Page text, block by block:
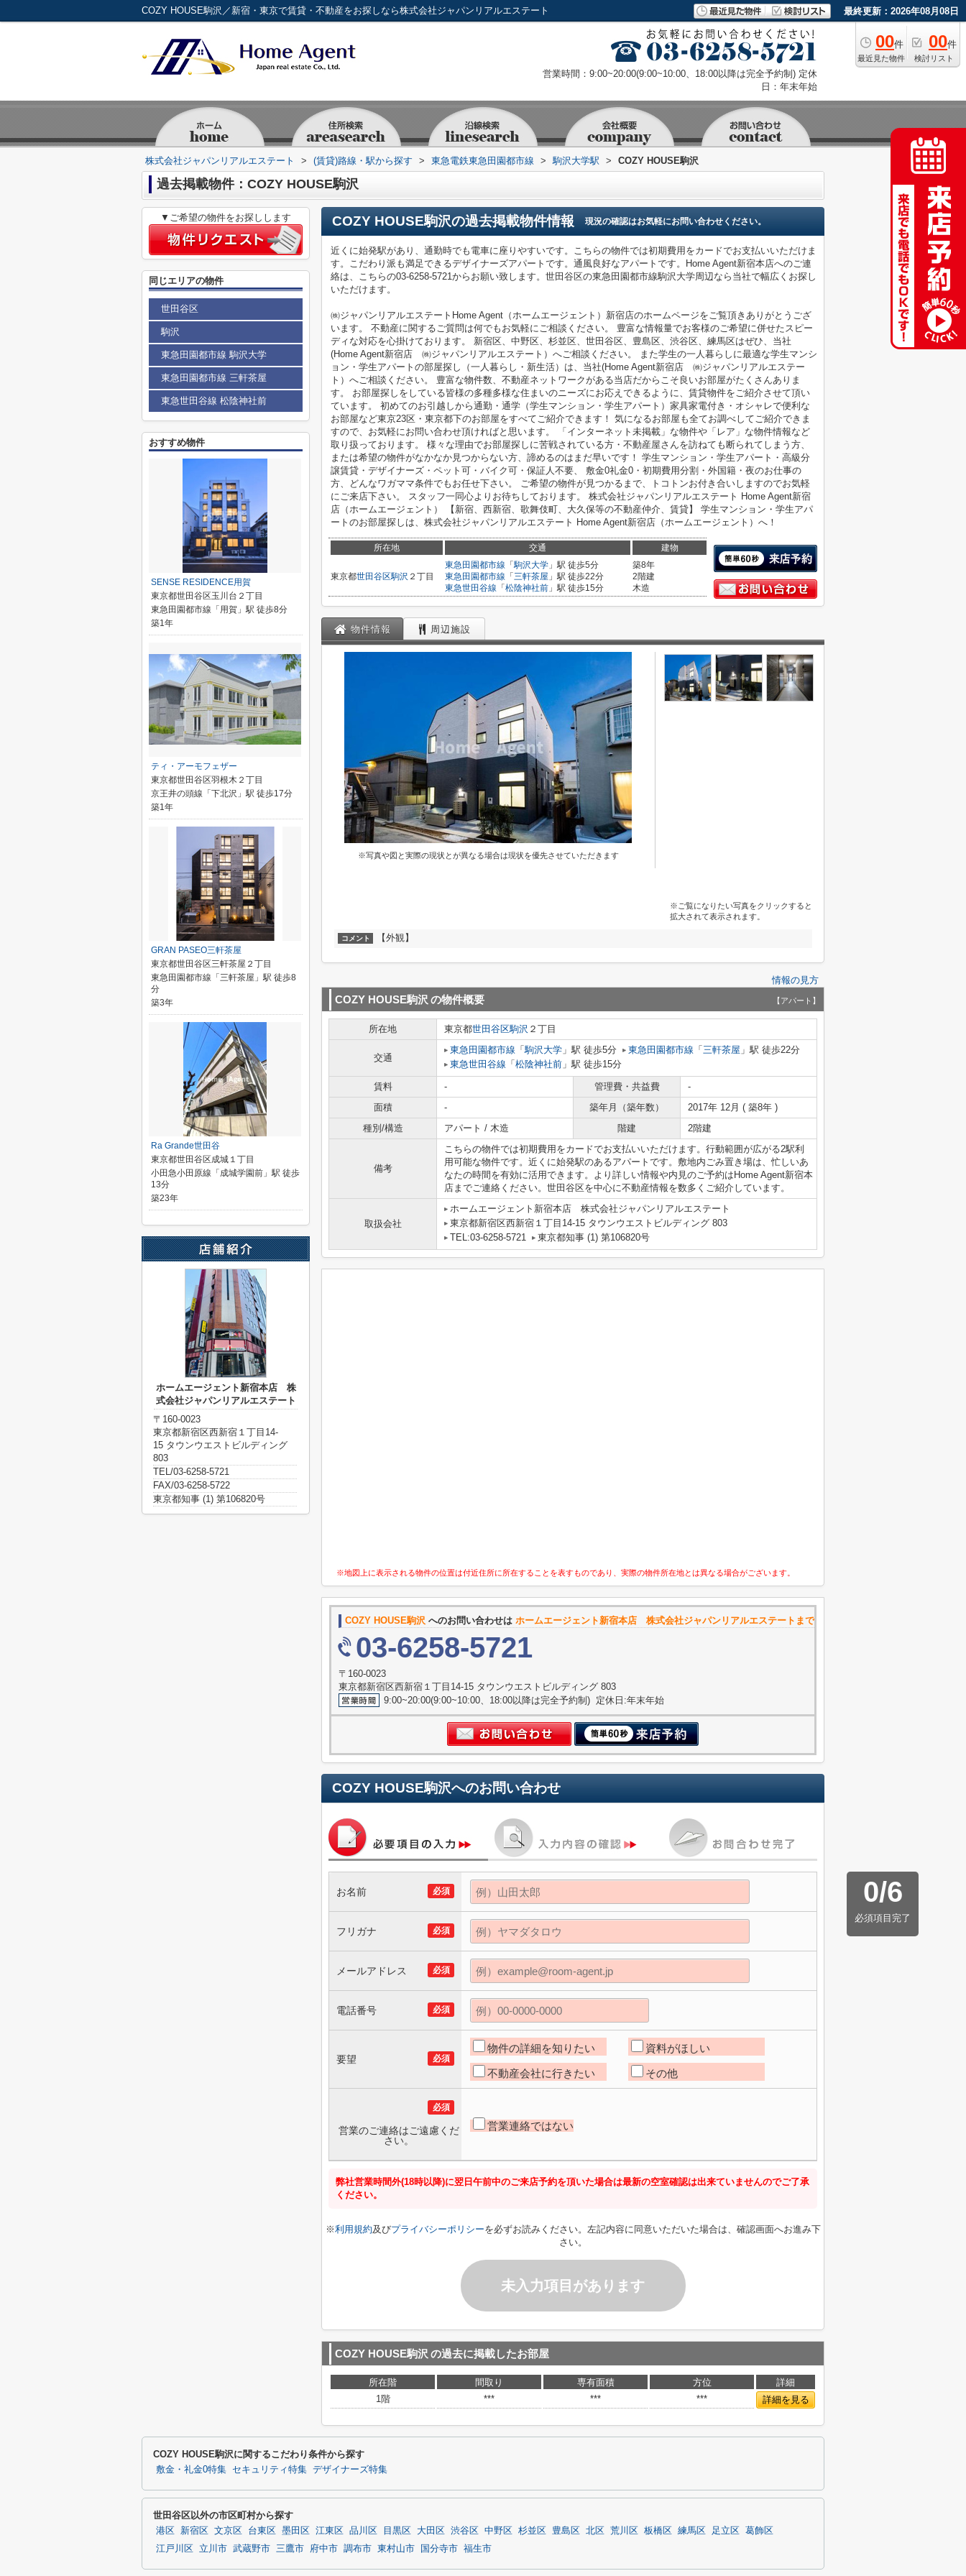
COZY HOUSE駒沢／新宿・東京で賃貸・不動産をお探しなら株式会社ジャパンリアルエステート 最終更新：2026年08月08日
00件
最近見た物件
00件
検討リスト
営業時間：9:00~20:00(9:00~10:00、18:00以降は完全予約制) 定休
日：年末年始
株式会社ジャパンリアルエステート > (賃貸)路線・駅から探す > 東急電鉄東急田園都市線 > 駒沢大学駅 > COZY HOUSE駒沢
過去掲載物件：COZY HOUSE駒沢
COZY HOUSE駒沢の過去掲載物件情報 現況の確認はお気軽にお問い合わせください。
近くに始発駅があり、通勤時でも電車に座りやすいです。こちらの物件では初期費用をカードでお支払いいただけま
す。こだわり派も満足できるデザイナーズアパートです。通風良好なアパートです。Home Agent新宿本店へのご連
絡は、こちらの03-6258-5721からお願い致します。世田谷区の東急田園都市線駒沢大学周辺なら当社で幅広くお探し
いただけます。
㈱ジャパンリアルエステートHome Agent（ホームエージェント）新宿店のホームページをご覧頂きありがとうござ
います。 不動産に関するご質問は何でもお気軽にご相談ください。 豊富な情報量でお客様のご希望に併せたスピー
ディな対応を心掛けております。 新宿区、中野区、杉並区、世田谷区、豊島区、渋谷区、練馬区はぜひ、当社
(Home Agent新宿店 ㈱ジャパンリアルエステート）へご相談ください。 また学生の一人暮らしに最適な学生マンシ
ョン・学生アパートの部屋探し（一人暮らし・新生活）は、当社(Home Agent新宿店 ㈱ジャパンリアルエステー
ト）へご相談ください。 豊富な物件数、不動産ネットワークがある当店だからこそ良いお部屋がたくさんありま
す。 お部屋探しをしている皆様の多種多様な住まいのニーズにお応えできるように、賃貸物件をご紹介させて頂い
ています。 初めてのお引越しから通勤・通学（学生マンション・学生アパート）家具家電付き・オシャレで便利な
お部屋など東京23区・東京都下のお部屋をすべてご紹介できます！ 気になるお部屋も全てお調べしてご紹介できま
すので、お気軽にお問い合わせ頂ければと思います。 「インターネット未掲載」な物件や「レア」な物件情報など
取り扱っております。 様々な理由でお部屋探しに苦戦されている方・不動産屋さんを訪ねても断られてしまう方、
または希望の物件がなかなか見つからない方、諦めるのはまだ早いです！ 学生マンション・学生アパート・高級分
譲賃貸・デザイナーズ・ペット可・バイク可・保証人不要、 敷金0礼金0・初期費用分割・外国籍・夜のお仕事の
方、どんなワガママ条件でもお任せ下さい。 ご希望の物件が見つかるまで、トコトンお付き合いしますのでお気軽
にご来店下さい。 スタッフ一同心よりお待ちしております。 株式会社ジャパンリアルエステート Home Agent新宿
店（ホームエージェント） 【新宿、西新宿、歌舞伎町、大久保等の不動産仲介、賃貸】 学生マンション・学生アパ
ートのお部屋探しは、株式会社ジャパンリアルエステート Home Agent新宿店（ホームエージェント）へ！
所在地 交通 建物
東京都世田谷区駒沢 ２丁目
東急田園都市線 「駒沢大学 」駅 徒歩5分
東急田園都市線 「 三軒茶屋 」駅 徒歩22分
東急世田谷線 「 松陰神社前 」駅 徒歩15分
築8年
2階建
木造
物件情報 周辺施設
※写真や図と実際の現状とが異なる場合は現状を優先させていただきます
※ご覧になりたい写真をクリックすると
拡大されて表示されます。
コメント 【外観】
情報の見方
COZY HOUSE駒沢 の物件概要 【アパート】
所在地 東京都世田谷区駒沢 ２丁目
交通
東急田園都市線 「駒沢大学 」駅 徒歩5分 東急田園都市線 「 三軒茶屋 」駅 徒歩22分
東急世田谷線 「 松陰神社前 」駅 徒歩15分
賃料 - 管理費・共益費
-
面積
- 築年月（築年数）
2017年 12月 ( 築8年 )
種別/構造
アパート / 木造 階建 2階建
備考
こちらの物件では初期費用をカードでお支払いいただけます。行動範囲が広がる2駅利
用可能な物件です。近くに始発駅のあるアパートです。敷地内ごみ置き場は、忙しいあ
なたの時間を有効に活用できます。より詳しい情報や内見のご予約はHome Agent新宿本
店までご連絡ください。世田谷区を中心に不動産情報を数多くご紹介しています。
取扱会社
ホームエージェント新宿本店 株式会社ジャパンリアルエステート
東京都新宿区西新宿１丁目14-15 タウンウエストビルディング 803
TEL:03-6258-5721
東京都知事 (1) 第106820号
※地図上に表示される物件の位置は付近住所に所在することを表すものであり、実際の物件所在地とは異なる場合がございます。
COZY HOUSE駒沢 へのお問い合わせは ホームエージェント新宿本店 株式会社ジャパンリアルエステートまで
03-6258-5721
〒160-0023
東京都新宿区西新宿１丁目14-15 タウンウエストビルディング 803
9:00~20:00(9:00~10:00、18:00以降は完全予約制) 定休日:年末年始
COZY HOUSE駒沢へのお問い合わせ
0/6
必須項目完了
必須
お名前
必須
フリガナ
必須
メールアドレス
必須
電話番号
必須
要望
物件の詳細を知りたい 資料がほしい
不動産会社に行きたい その他
必須
営業のご連絡はご遠慮くだ
さい。
営業連絡ではない
弊社営業時間外(18時以降)に翌日午前中のご来店予約を頂いた場合は最新の空室確認は出来ていませんのでご了承
ください。
※利用規約及びプライバシーポリシーを必ずお読みください。左記内容に同意いただいた場合は、確認画面へお進み下
さい。
未入力項目があります
COZY HOUSE駒沢 の過去に掲載したお部屋
所在階 間取り 専有面積 方位
詳細
1階
*** *** *** 詳細を見る
▼ご希望の物件をお探しします
同じエリアの物件
世田谷区
駒沢
東急田園都市線 駒沢大学
東急田園都市線 三軒茶屋
東急世田谷線 松陰神社前
おすすめ物件
SENSE RESIDENCE用賀
東京都世田谷区玉川台２丁目
東急田園都市線「用賀」駅 徒歩8分
築1年
ティ・アーモフェザー
東京都世田谷区羽根木２丁目
京王井の頭線「下北沢」駅 徒歩17分
築1年
GRAN PASEO三軒茶屋
東京都世田谷区三軒茶屋２丁目
東急田園都市線「三軒茶屋」駅 徒歩8
分
築3年
Ra Grande世田谷
東京都世田谷区成城１丁目
小田急小田原線「成城学園前」駅 徒歩
13分
築23年
ホームエージェント新宿本店 株
式会社ジャパンリアルエステート
〒160-0023
東京都新宿区西新宿１丁目14-
15 タウンウエストビルディング
803
TEL/03-6258-5721
FAX/03-6258-5722
東京都知事 (1) 第106820号
COZY HOUSE駒沢に関するこだわり条件から探す
敷金・礼金0特集 セキュリティ特集 デザイナーズ特集
世田谷区以外の市区町村から探す
港区 新宿区 文京区 台東区 墨田区 江東区 品川区 目黒区 大田区 渋谷区 中野区 杉並区 豊島区 北区 荒川区 板橋区 練馬区 足立区
葛飾区
江戸川区
立川市 武蔵野市 三鷹市 府中市 調布市 東村山市 国分寺市 福生市